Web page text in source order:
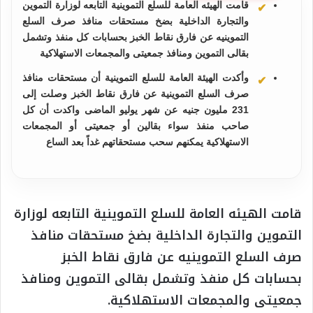
قامت الهيئه العامة للسلع التموينية التابعه لوزارة التموين
والتجارة الداخلية بضخ مستحقات منافذ صرف السلع
التموينيه عن فارق نقاط الخبز بحسابات كل منفذ وتشمل
بقالى التموين ومنافذ جمعيتى والمجمعات الاستهلاكية
وأكدت الهيئة العامة للسلع التموينية أن مستحقات منافذ
صرف السلع التموينية عن فارق نقاط الخبز وصلت إلى
231 مليون جنيه عن شهر يوليو الماضى واكدت أن كل
صاحب منفذ سواء بقالين أو جمعيتى أو المجمعات
الاستهلاكية يمكنهم سحب مستحقاتهم غداً بعد الساع
قامت الهيئه العامة للسلع التموينية التابعه لوزارة
التموين والتجارة الداخلية بضخ مستحقات منافذ
صرف السلع التموينيه عن فارق نقاط الخبز
بحسابات كل منفذ وتشمل بقالى التموين ومنافذ
جمعيتى والمجمعات الاستهلاكية.